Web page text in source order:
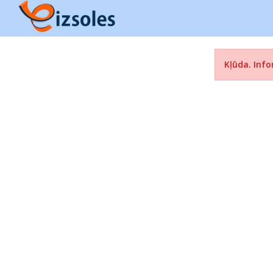
Kļūda.